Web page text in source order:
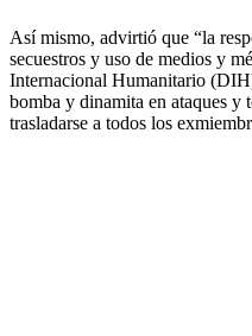
Así mismo, advirtió que “la
secuestros y uso de medios y
Internacional Humanitario
bomba y dinamita en ataques y
trasladarse a todos los